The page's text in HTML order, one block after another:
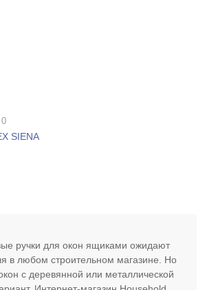
SIENA
ручки для окон ящиками ожидают
в любом строительном магазине. Но
с деревянной или металлической